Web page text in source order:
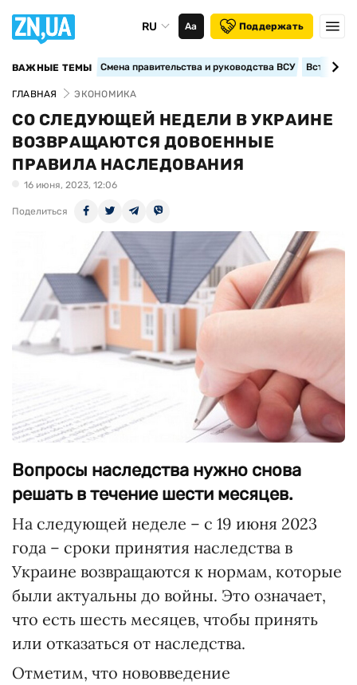
RU Аа Поддержать
ВАЖНЫЕ ТЕМЫ Смена правительства и руководства ВСУ
ГЛАВНАЯ ЭКОНОМИКА
СО СЛЕДУЮЩЕЙ НЕДЕЛИ В УКРАИНЕ
ВОЗВРАЩАЮТСЯ ДОВОЕННЫЕ
ПРАВИЛА НАСЛЕДОВАНИЯ
16 июня, 2023, 12:06
Поделиться
Вопросы наследства нужно снова
решать в течение шести месяцев.
На следующей неделе – с 19 июня 2023
года – сроки принятия наследства в
Украине возвращаются к нормам, которые
были актуальны до войны. Это означает,
что есть шесть месяцев, чтобы принять
или отказаться от наследства.
Отметим, что нововведение